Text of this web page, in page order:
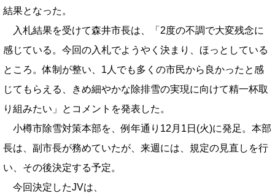
結果となった。
入札結果を受けて森井市長は、「2度の不調で大変残念に
感じている。今回の入札でようやく決まり、ほっとしている
ところ。体制が整い、1人でも多くの市民から良かったと感
じてもらえる、きめ細やかな除排雪の実現に向けて精一杯取
り組みたい」とコメントを発表した。
小樽市除雪対策本部を、例年通り12月1日(火)に発足。本部
長は、副市長が務めていたが、来週には、規定の見直しを行
い、その後決定する予定。
今回決定したJVは、